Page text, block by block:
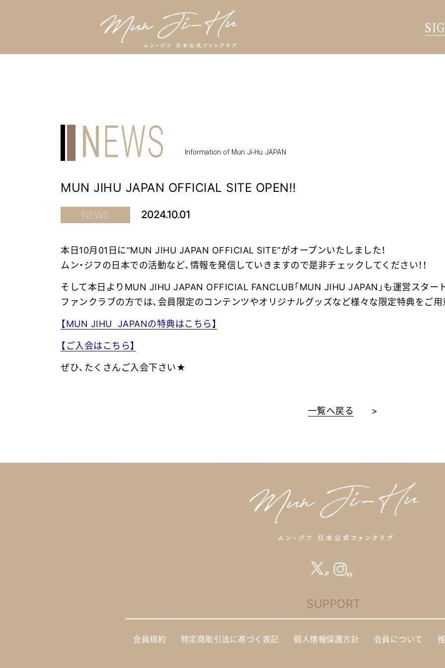
NEWS Information of Mun Ji-Hu JAPAN
MUN JIHU JAPAN OFFICIAL SITE OPEN!!
NEWS 2024.10.01
本日10月01日に“MUN JIHU JAPAN OFFICIAL SITE”がオープンいたしました！
ムン・ジフの日本での活動など、情報を発信していきますので是非チェックしてください！！
そして本日よりMUN JIHU JAPAN OFFICIAL FANCLUB「MUN JIHU JAPAN」も運営スタート
ファンクラブの方では、会員限定のコンテンツやオリジナルグッズなど様々な限定特典をご用
【MUN JIHU JAPANの特典はこちら】
【ご入会はこちら】
ぜひ、たくさんご入会下さい★
一覧へ戻る >
SUPPORT
会員規約 特定商取引法に基づく表記 個人情報保護方針 会員について